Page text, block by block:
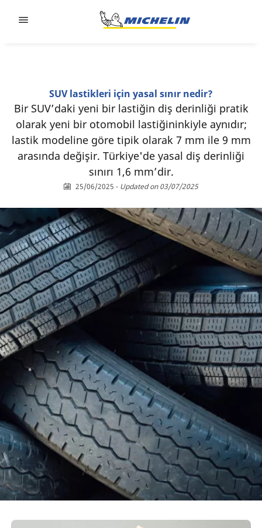
SUV lastikleri için yasal sınır nedir?
Bir SUV’daki yeni bir lastiğin diş derinliği pratik
olarak yeni bir otomobil lastiğininkiyle aynıdır;
lastik modeline göre tipik olarak 7 mm ile 9 mm
arasında değişir. Türkiye'de yasal diş derinliği
sınırı 1,6 mm’dir.
25/06/2025 - Updated on 03/07/2025